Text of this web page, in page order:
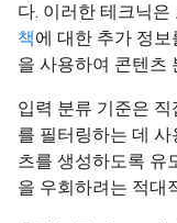
다. 이러한 테크닉
책에 대한 추가 정
을 사용하여 콘텐츠
입력 분류 기준은
를 필터링하는 데
츠를 생성하도록 유
을 우회하려는 적대